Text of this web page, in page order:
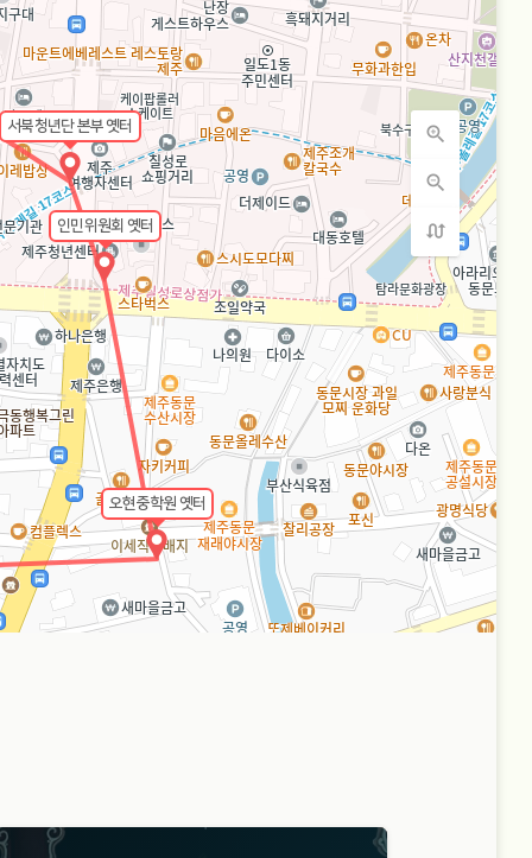
서북청년단 본부 옛터
인민위원회 옛터
오현중학원 옛터
zoom_in
zoom_out
swap_calls